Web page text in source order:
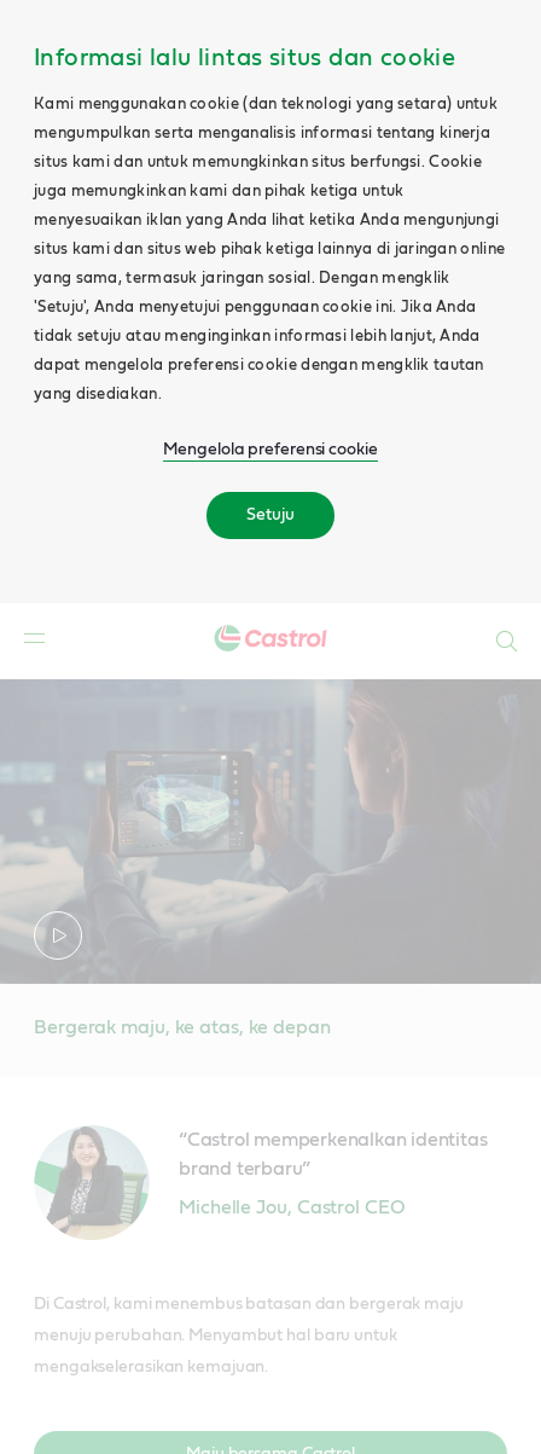
Informasi lalu lintas situs dan cookie
Kami menggunakan cookie (dan teknologi yang setara) untuk
mengumpulkan serta menganalisis informasi tentang kinerja
situs kami dan untuk memungkinkan situs berfungsi. Cookie
juga memungkinkan kami dan pihak ketiga untuk
menyesuaikan iklan yang Anda lihat ketika Anda mengunjungi
situs kami dan situs web pihak ketiga lainnya di jaringan online
yang sama, termasuk jaringan sosial. Dengan mengklik
'Setuju', Anda menyetujui penggunaan cookie ini. Jika Anda
tidak setuju atau menginginkan informasi lebih lanjut, Anda
dapat mengelola preferensi cookie dengan mengklik tautan
yang disediakan.
Mengelola preferensi cookie
Setuju
Bergerak maju, ke atas, ke depan
“Castrol memperkenalkan identitas
brand terbaru”
Michelle Jou, Castrol CEO
Di Castrol, kami menembus batasan dan bergerak maju
menuju perubahan. Menyambut hal baru untuk
mengakselerasikan kemajuan.